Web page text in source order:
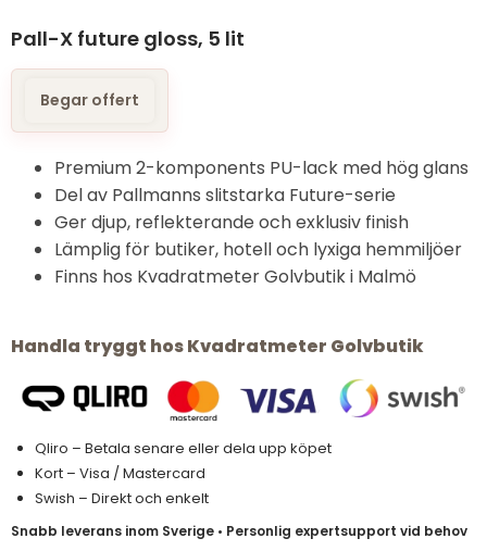
Pall-X future gloss, 5 lit
Begar offert
Premium 2-komponents PU-lack med hög glans
Del av Pallmanns slitstarka Future-serie
Ger djup, reflekterande och exklusiv finish
Lämplig för butiker, hotell och lyxiga hemmiljöer
Finns hos Kvadratmeter Golvbutik i Malmö
Handla tryggt hos Kvadratmeter Golvbutik
Qliro – Betala senare eller dela upp köpet
Kort – Visa / Mastercard
Swish – Direkt och enkelt
Snabb leverans inom Sverige • Personlig expertsupport vid behov